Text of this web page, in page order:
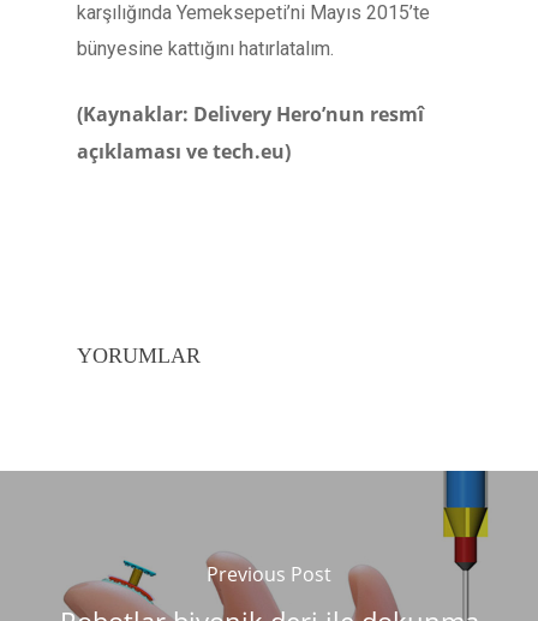
karşılığında Yemeksepeti’ni Mayıs 2015’te
bünyesine kattığını hatırlatalım.
(Kaynaklar: Delivery Hero’nun resmî
açıklaması ve tech.eu)
YORUMLAR
Previous Post